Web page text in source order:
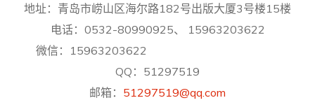
地址：青岛市崂山区海尔路182号出版大厦3号楼15楼
电话：0532-80990925、 15963203622
微信：15963203622
QQ：51297519
邮箱： 51297519@qq.com